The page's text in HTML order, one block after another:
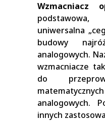
Wzmacniacz
podstawowa,
uniwersalna
budowy
analogowych.
wzmacniacze
do
analogowych.
innych